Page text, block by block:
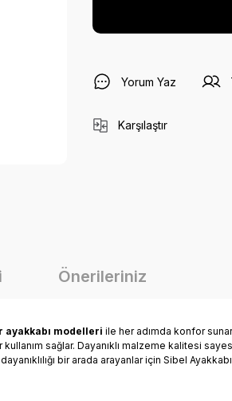
Yorum Yaz
Karşılaştır
Önerileriniz
ayakkabı modelleri ile her adımda konfor
sağlar. Dayanıklı malzeme kalitesi
bir arada arayanlar için Sibel